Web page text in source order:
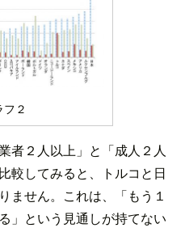
フ２
者２人以上」と「成人２人
較してみると、トルコと日
ません。これは、「もう１
」という見通しが持てない